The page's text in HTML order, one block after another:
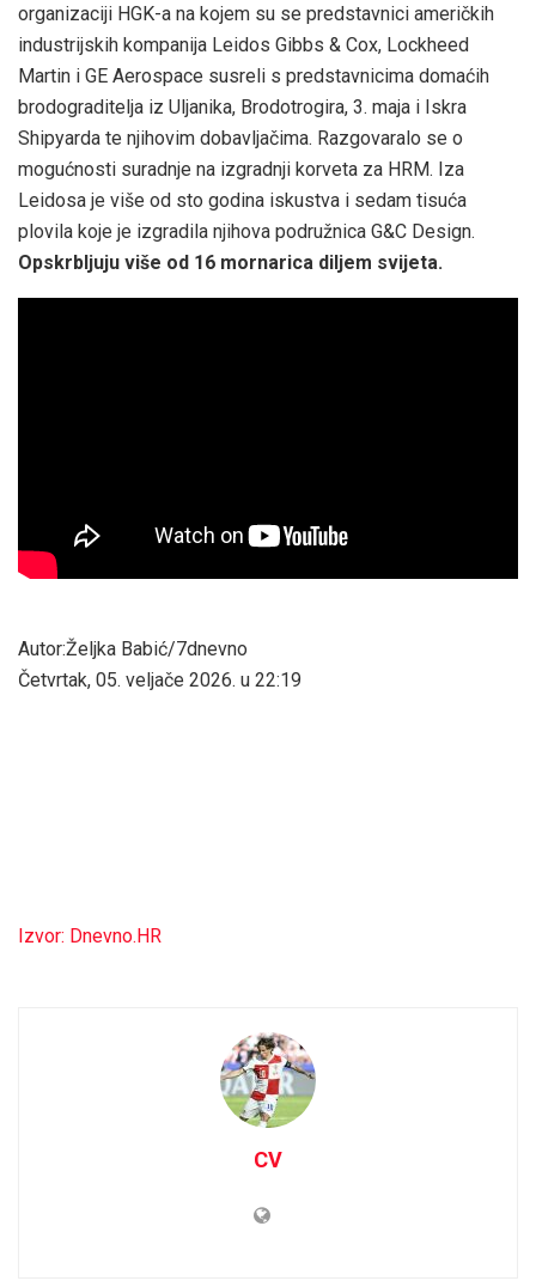
organizaciji HGK-a na kojem su se predstavnici američkih
industrijskih kompanija Leidos Gibbs & Cox, Lockheed
Martin i GE Aerospace susreli s predstavnicima domaćih
brodograditelja iz Uljanika, Brodotrogira, 3. maja i Iskra
Shipyarda te njihovim dobavljačima. Razgovaralo se o
mogućnosti suradnje na izgradnji korveta za HRM. Iza
Leidosa je više od sto godina iskustva i sedam tisuća
plovila koje je izgradila njihova podružnica G&C Design.
Opskrbljuju više od 16 mornarica diljem svijeta.
Autor:Željka Babić/7dnevno
Četvrtak, 05. veljače 2026. u 22:19
Izvor: Dnevno.HR
CV